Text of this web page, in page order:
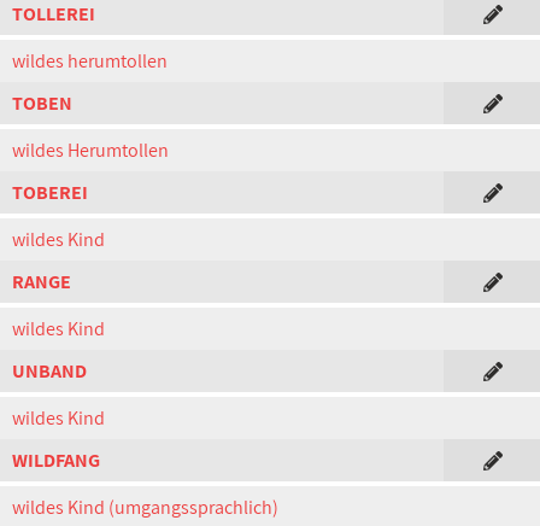
TOLLEREI
wildes herumtollen
TOBEN
wildes Herumtollen
TOBEREI
wildes Kind
RANGE
wildes Kind
UNBAND
wildes Kind
WILDFANG
wildes Kind (umgangssprachlich)